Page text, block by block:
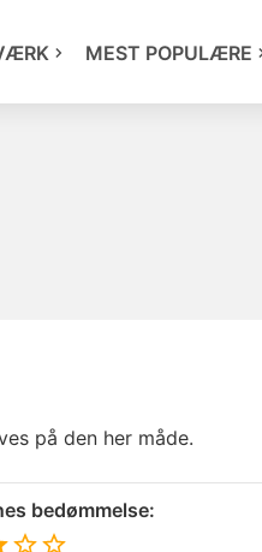
MEST POPULÆRE
på den her måde.
bedømmelse: